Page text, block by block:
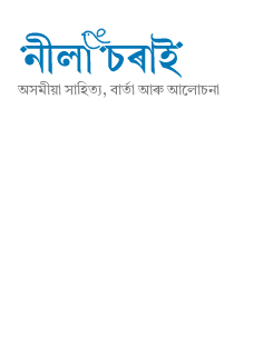
অসমীয়া সাহিত্য, বাৰ্তা আৰু আলোচনা